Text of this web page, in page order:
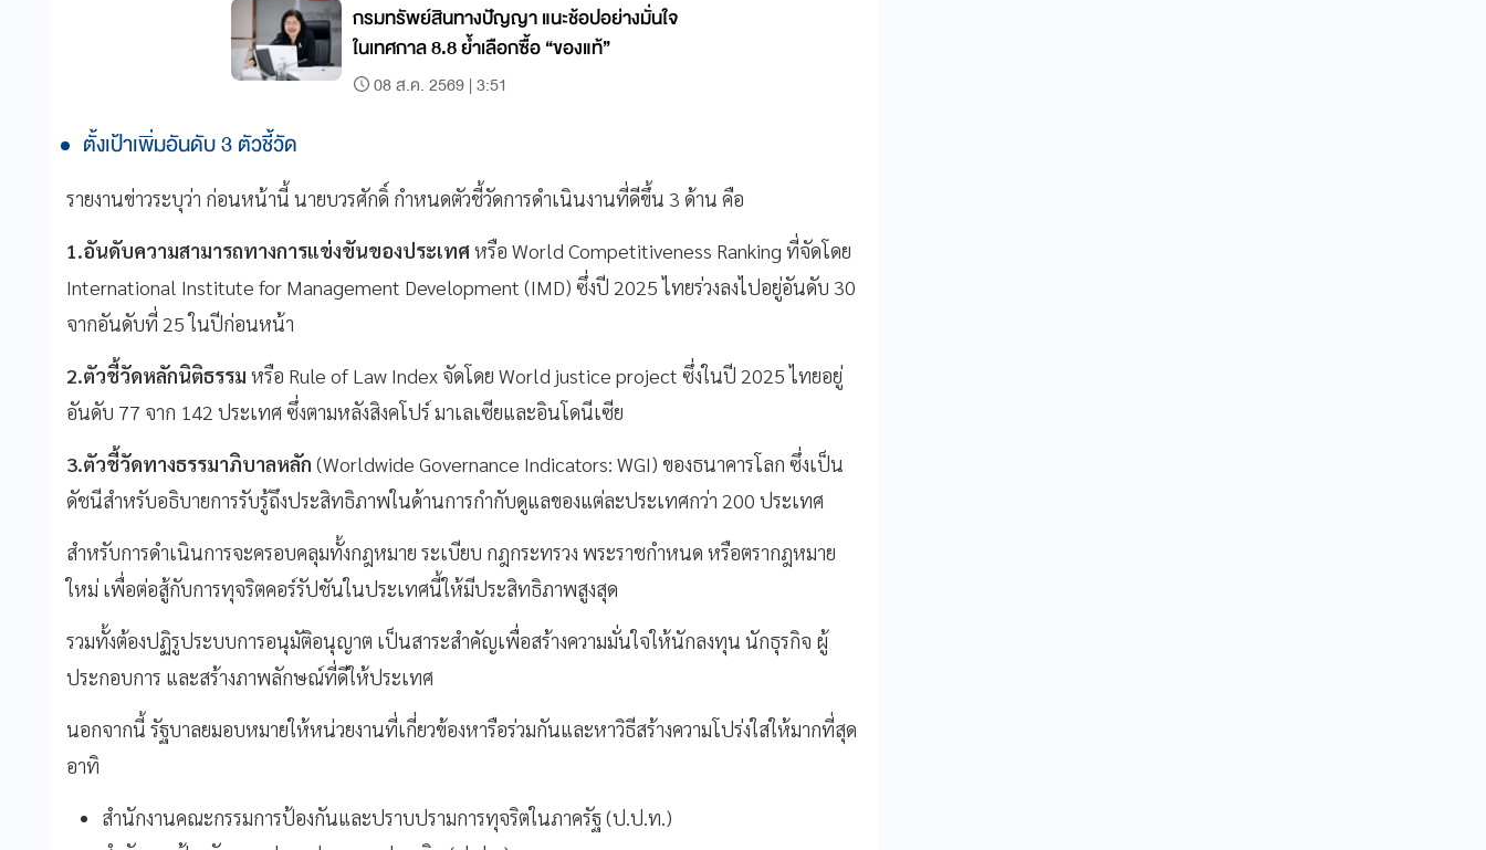
กรมทรัพย์สินทางปัญญา แนะช้อปอย่างมั่นใจ
ในเทศกาล 8.8 ย้ำเลือกซื้อ “ของแท้”
08 ส.ค. 2569 | 3:51
ตั้งเป้าเพิ่มอันดับ 3 ตัวชี้วัด
รายงานข่าวระบุว่า ก่อนหน้านี้ นายบวรศักดิ์ กำหนดตัวชี้วัดการดำเนินงานที่ดีขึ้น 3 ด้าน คือ
1.อันดับความสามารถทางการแข่งขันของประเทศหรือ World Competitiveness Ranking ที่จัดโดย
International Institute for Management Development (IMD) ซึ่งปี 2025 ไทยร่วงลงไปอยู่อันดับ 30
จากอันดับที่ 25 ในปีก่อนหน้า
2.ตัวชี้วัดหลักนิติธรรม หรือ Rule of Law Index จัดโดย World justice project ซึ่งในปี 2025 ไทยอยู่
อันดับ 77 จาก 142 ประเทศ ซึ่งตามหลังสิงคโปร์ มาเลเซียและอินโดนีเซีย
3.ตัวชี้วัดทางธรรมาภิบาลหลัก (Worldwide Governance Indicators: WGI) ของธนาคารโลก ซึ่งเป็น
ดัชนีสำหรับอธิบายการรับรู้ถึงประสิทธิภาพในด้านการกำกับดูแลของแต่ละประเทศกว่า 200 ประเทศ
สำหรับการดำเนินการจะครอบคลุมทั้งกฎหมาย ระเบียบ กฎกระทรวง พระราชกำหนด หรือตรากฎหมาย
ใหม่ เพื่อต่อสู้กับการทุจริตคอร์รัปชันในประเทศนี้ให้มีประสิทธิภาพสูงสุด
รวมทั้งต้องปฏิรูประบบการอนุมัติอนุญาต เป็นสาระสำคัญเพื่อสร้างความมั่นใจให้นักลงทุน นักธุรกิจ ผู้
ประกอบการ และสร้างภาพลักษณ์ที่ดีให้ประเทศ
นอกจากนี้ รัฐบาลยมอบหมายให้หน่วยงานที่เกี่ยวข้องหารือร่วมกันและหาวิธีสร้างความโปร่งใสให้มากที่สุด
อาทิ
สำนักงานคณะกรรมการป้องกันและปราบปรามการทุจริตในภาครัฐ (ป.ป.ท.)